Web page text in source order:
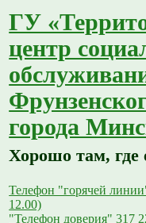
ГУ
центр
города
Хорошо там, где
Телефон "горячей
12.00)
"Телефон доверия" 317